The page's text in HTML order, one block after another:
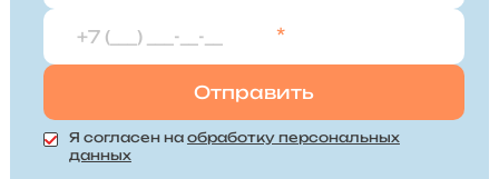
*
Я согласен на обработку персональных
данных